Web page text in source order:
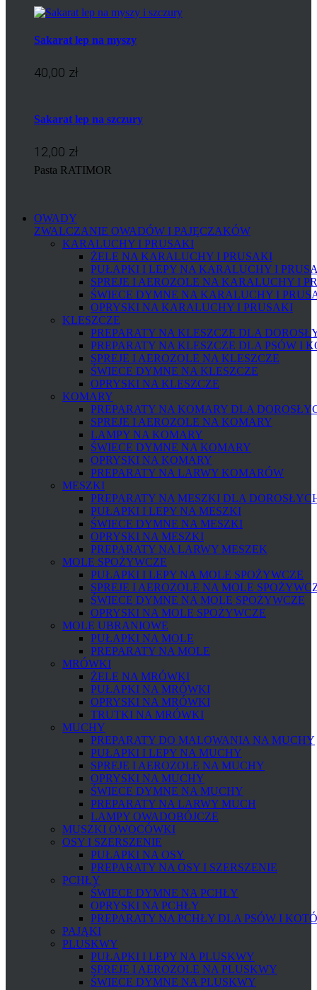
Sakarat lep na myszy
40,00 zł
Sakarat lep na szczury
12,00 zł
Pasta RATIMOR
OWADY
ZWALCZANIE OWADÓW I PAJĘCZAKÓW
KARALUCHY I PRUSAKI
ŻELE NA KARALUCHY I PRUSAKI
PUŁAPKI I LEPY NA KARALUCHY I
SPREJE I AEROZOLE NA KARALUCHY I
ŚWIECE DYMNE NA KARALUCHY I
OPRYSKI NA KARALUCHY I PRUSAKI
KLESZCZE
PREPARATY NA KLESZCZE DLA
PREPARATY NA KLESZCZE DLA PSÓW I
SPREJE I AEROZOLE NA KLESZCZE
ŚWIECE DYMNE NA KLESZCZE
OPRYSKI NA KLESZCZE
KOMARY
PREPARATY NA KOMARY DLA
SPREJE I AEROZOLE NA KOMARY
LAMPY NA KOMARY
ŚWIECE DYMNE NA KOMARY
OPRYSKI NA KOMARY
PREPARATY NA LARWY KOMARÓW
MESZKI
PREPARATY NA MESZKI DLA
PUŁAPKI I LEPY NA MESZKI
ŚWIECE DYMNE NA MESZKI
OPRYSKI NA MESZKI
PREPARATY NA LARWY MESZEK
MOLE SPOŻYWCZE
PUŁAPKI I LEPY NA MOLE SPOŻYWCZE
SPREJE I AEROZOLE NA MOLE
ŚWIECE DYMNE NA MOLE SPOŻYWCZE
OPRYSKI NA MOLE SPOŻYWCZE
MOLE UBRANIOWE
PUŁAPKI NA MOLE
PREPARATY NA MOLE
MRÓWKI
ŻELE NA MRÓWKI
PUŁAPKI NA MRÓWKI
OPRYSKI NA MRÓWKI
TRUTKI NA MRÓWKI
MUCHY
PREPARATY DO MALOWANIA NA MUCHY
PUŁAPKI I LEPY NA MUCHY
SPREJE I AEROZOLE NA MUCHY
OPRYSKI NA MUCHY
ŚWIECE DYMNE NA MUCHY
PREPARATY NA LARWY MUCH
LAMPY OWADOBÓJCZE
MUSZKI OWOCÓWKI
OSY I SZERSZENIE
PUŁAPKI NA OSY
PREPARATY NA OSY I SZERSZENIE
PCHŁY
ŚWIECE DYMNE NA PCHŁY
OPRYSKI NA PCHŁY
PREPARATY NA PCHŁY DLA PSÓW I
PAJĄKI
PLUSKWY
PUŁAPKI I LEPY NA PLUSKWY
SPREJE I AEROZOLE NA PLUSKWY
ŚWIECE DYMNE NA PLUSKWY